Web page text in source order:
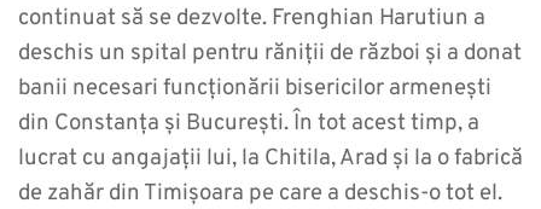
continuat să se dezvolte. Frenghian Harutiun a
deschis un spital pentru răniții de război și a donat
banii necesari funcționării bisericilor armenești
din Constanța și București. În tot acest timp, a
lucrat cu angajații lui, la Chitila, Arad și la o fabrică
de zahăr din Timișoara pe care a deschis-o tot el.